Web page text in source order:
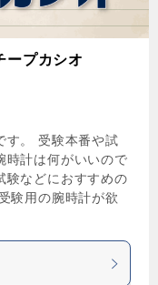
ープカシオ
す。 受験本番や試
時計は何がいいので
験などにおすすめの
験用の腕時計が欲